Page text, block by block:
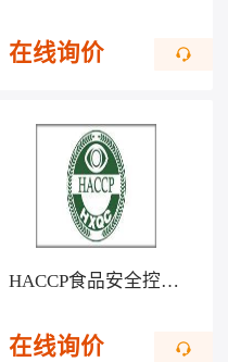
在线询价
HACCP食品安全控制体系认证
在线询价